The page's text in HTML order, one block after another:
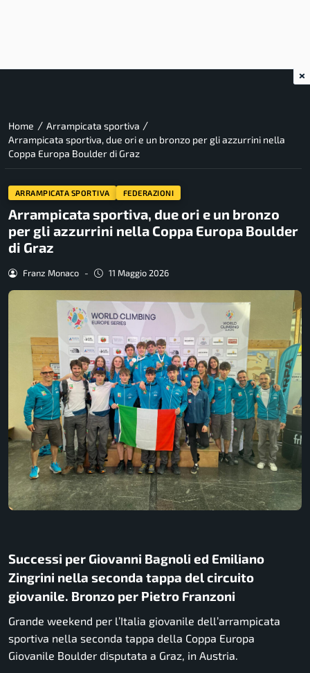
Home / Arrampicata sportiva /
Arrampicata sportiva, due ori e un bronzo per gli azzurrini nella
Coppa Europa Boulder di Graz
ARRAMPICATA SPORTIVA FEDERAZIONI
Arrampicata sportiva, due ori e un bronzo
per gli azzurrini nella Coppa Europa Boulder
di Graz
Franz Monaco - 11 Maggio 2026
Successi per Giovanni Bagnoli ed Emiliano
Zingrini nella seconda tappa del circuito
giovanile. Bronzo per Pietro Franzoni
Grande weekend per l’Italia giovanile dell’arrampicata
sportiva nella seconda tappa della Coppa Europa
Giovanile Boulder disputata a Graz, in Austria.
×